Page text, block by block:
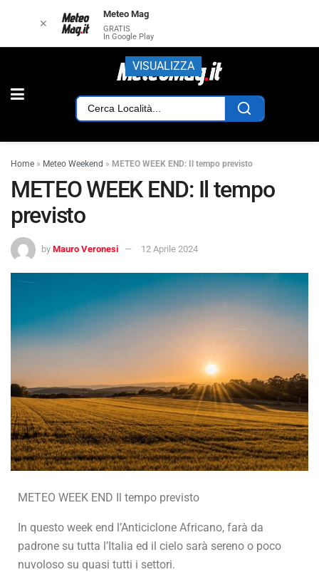
Home » Meteo Weekend » METEO WEEK END: Il tempo previsto
METEO WEEK END: Il tempo
previsto
by Mauro Veronesi 12 Aprile 2024
METEO WEEK END Il tempo previsto
In questo week end l’Anticiclone Africano, farà da
padrone su tutta l’Italia ed il cielo sarà sereno o poco
nuvoloso su quasi tutti i settori.
✕
Meteo Mag
GRATIS
In Google Play
VISUALIZZA